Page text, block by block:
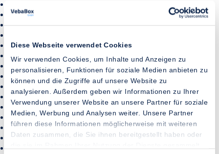
Diese Webseite verwendet Cookies
Wir verwenden Cookies, um Inhalte und Anzeigen zu
personalisieren, Funktionen für soziale Medien anbieten zu
können und die Zugriffe auf unsere Website zu
analysieren. Außerdem geben wir Informationen zu Ihrer
Verwendung unserer Website an unsere Partner für soziale
Medien, Werbung und Analysen weiter. Unsere Partner
führen diese Informationen möglicherweise mit weiteren
Daten zusammen, die Sie ihnen bereitgestellt haben oder
Nissan Interstar Frontantrieb L3/H2
Nissan Interstar Frontantrieb L2/H3
Nissan Interstar Frontantrieb L1/H2
Nissan Interstar L3/H2
Nissan Interstar L2/H2
Maxus Edeliver 9 L2/H2
Ford E-Transit L4/H3
Ford E-Transit L3/H3
Ford E-Transit L2/H3
Mercedes E-Sprinter L2H2
Mercedes E-Sprinter L1H2
Citroën E-Relay L4/H3
Citroën E-Relay L4/H2